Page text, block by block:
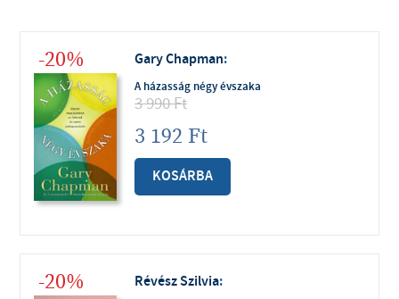
-20% Gary Chapman:
A házasság négy évszaka
3 990Ft
3 192 Ft
KOSÁRBA
-20% Révész Szilvia: